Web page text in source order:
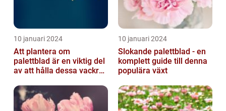
10 januari 2024
Att plantera om
palettblad är en viktig del
av att hålla dessa vackra
välmående...
10 januari 2024
Slokande palettblad - en
komplett guide till denna
populära växt